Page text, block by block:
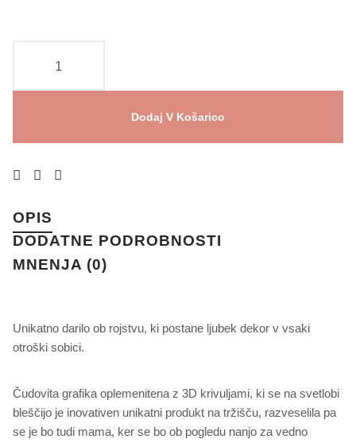
Dodaj V Košarico
OPIS
DODATNE PODROBNOSTI
MNENJA (0)
Unikatno darilo ob rojstvu, ki postane ljubek dekor v vsaki
otroški sobici.
Čudovita grafika oplemenitena z 3D krivuljami, ki se na svetlobi
bleščijo je inovativen unikatni produkt na tržišču, razveselila pa
se je bo tudi mama, ker se bo ob pogledu nanjo za vedno